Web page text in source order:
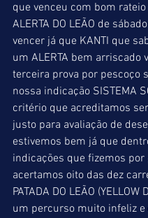
que venceu com bom rateio
ALERTA DO LEÃO de
vencer já que KANTI que
um ALERTA bem arriscado
terceira prova por pescoço
nossa indicação SISTEMA
critério que acreditamos
justo para avaliação de
estivemos bem já que
indicações que fizemos por
acertamos oito das dez
PATADA DO LEÃO (YELLOW
um percurso muito infeliz e